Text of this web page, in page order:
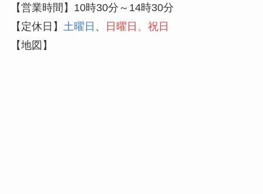
【営業時間】10時30分～14時30分
【定休日】
土曜日 、
日曜日、祝日
【地図】